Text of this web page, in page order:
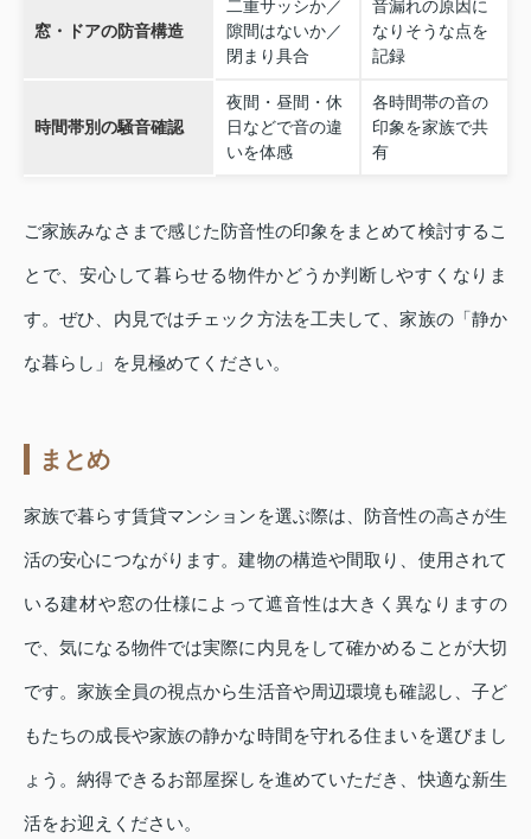
窓・ドアの防音構造
二重サッシか／
隙間はないか／
閉まり具合
音漏れの原因に
なりそうな点を
記録
時間帯別の騒音確認
夜間・昼間・休
日などで音の違
いを体感
各時間帯の音の
印象を家族で共
有
ご家族みなさまで感じた防音性の印象をまとめて検討するこ
とで、安心して暮らせる物件かどうか判断しやすくなりま
す。ぜひ、内見ではチェック方法を工夫して、家族の「静か
な暮らし」を見極めてください。
まとめ
家族で暮らす賃貸マンションを選ぶ際は、防音性の高さが生
活の安心につながります。建物の構造や間取り、使用されて
いる建材や窓の仕様によって遮音性は大きく異なりますの
で、気になる物件では実際に内見をして確かめることが大切
です。家族全員の視点から生活音や周辺環境も確認し、子ど
もたちの成長や家族の静かな時間を守れる住まいを選びまし
ょう。納得できるお部屋探しを進めていただき、快適な新生
活をお迎えください。